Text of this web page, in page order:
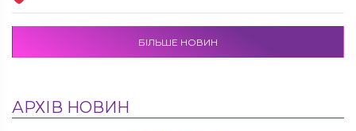
БІЛЬШЕ НОВИН
АРХІВ НОВИН